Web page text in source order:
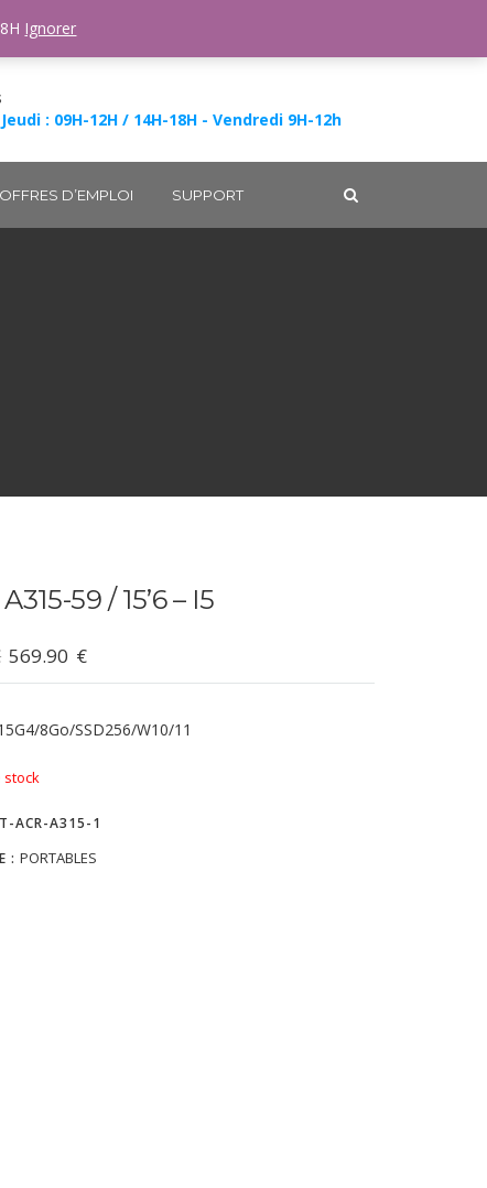
: 09H-12H / 14H-18H - Vendredi 9H-12h
OFFRES D’EMPLOI SUPPORT
59 / 15’6 – I5
569.90 €
8Go/SSD256/W10/11
stock
ACR-A315-1
:PORTABLES
Ignorer